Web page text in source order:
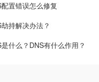
配置错误怎么修复
持解决办法？
是什么？DNS有什么作用？